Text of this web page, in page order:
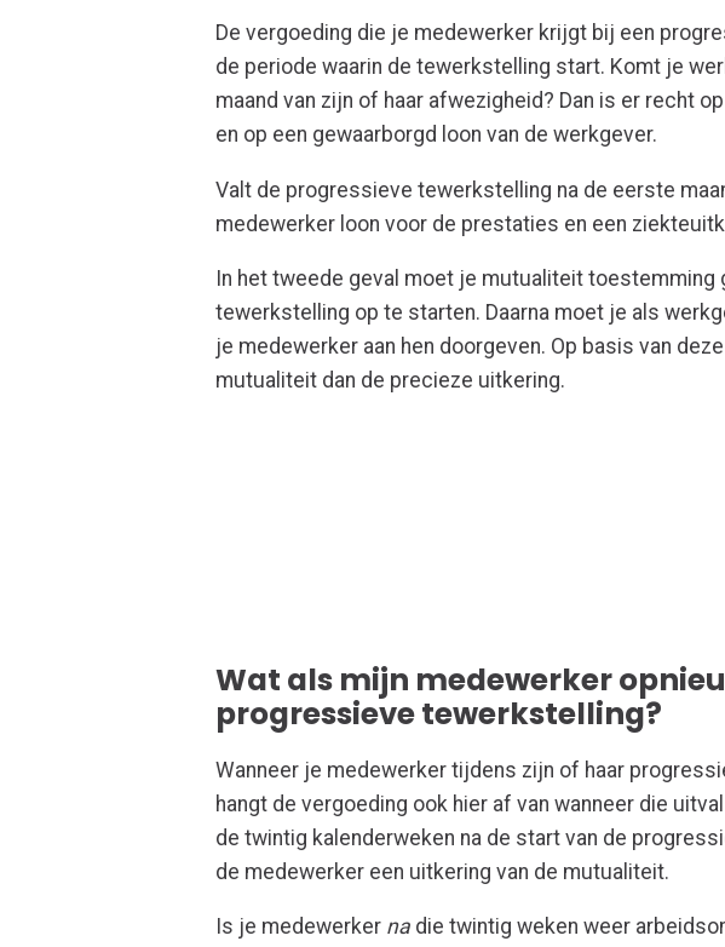
De vergoeding die je medewerker krijgt bij een
de periode waarin de tewerkstelling start. Komt je
maand van zijn of haar afwezigheid? Dan is er recht
en op een gewaarborgd loon van de werkgever.
Valt de progressieve tewerkstelling na de eerste
medewerker loon voor de prestaties en een
In het tweede geval moet je mutualiteit
tewerkstelling op te starten. Daarna moet je als
je medewerker aan hen doorgeven. Op basis van
mutualiteit dan de precieze uitkering.
Wat als mijn medewerker
progressieve tewerkstelling?
Wanneer je medewerker tijdens zijn of haar
hangt de vergoeding ook hier af van wanneer die
de twintig kalenderweken na de start van de
de medewerker een uitkering van de mutualiteit.
Is je medewerker na die twintig weken weer